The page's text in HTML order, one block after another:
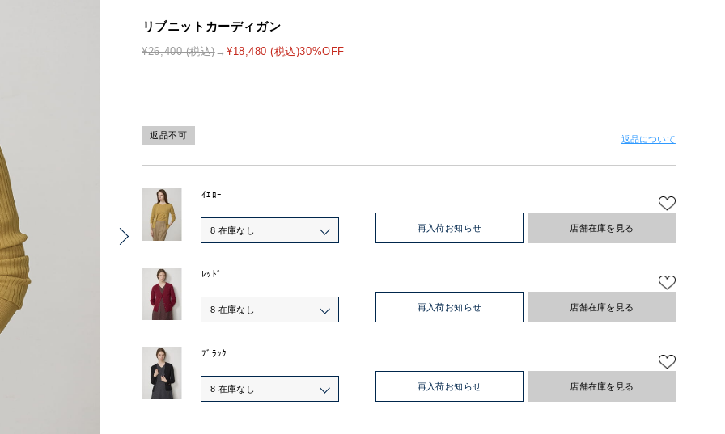
リブニットカーディガン
¥26,400 (税込) ¥18,480 (税込)30%OFF
返品不可 返品について
ｲｴﾛｰ
8 在庫なし 再入荷お知らせ 店舗在庫を見る
ﾚｯﾄﾞ
8 在庫なし 再入荷お知らせ 店舗在庫を見る
ﾌﾞﾗｯｸ
8 在庫なし 再入荷お知らせ 店舗在庫を見る